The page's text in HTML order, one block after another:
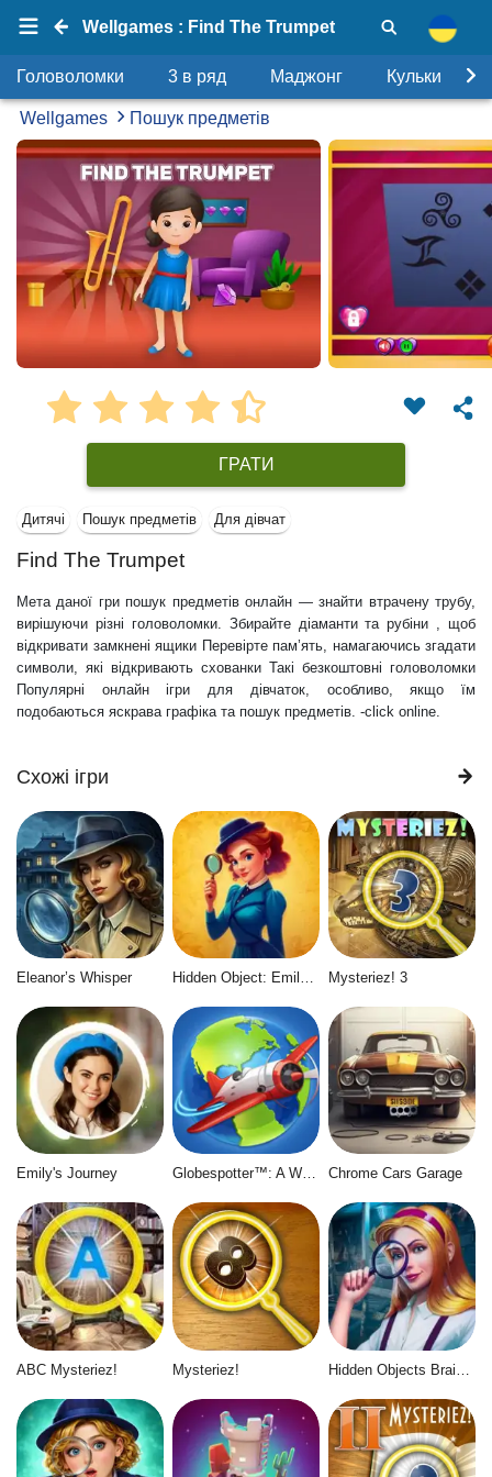
Wellgames : Find The Trumpet
Головоломки 3 в ряд Маджонг Кульки
Wellgames Пошук предметів
ГРАТИ
Дитячі Пошук предметів Для дівчат
Find The Trumpet
Мета даної гри пошук предметів онлайн — знайти втрачену трубу,
вирішуючи різні головоломки. Збирайте діаманти та рубіни , щоб
відкривати замкнені ящики Перевірте пам’ять, намагаючись згадати
символи, які відкривають схованки Такі безкоштовні головоломки
Популярні онлайн ігри для дівчаток, особливо, якщо їм
подобаються яскрава графіка та пошук предметів. -click online.
Схожі ігри
Eleanor’s Whisper Mysteriez! 3
Emily's Journey Globespotter™: A World of Difference™ Chrome Cars Garage
ABC Mysteriez! Mysteriez!